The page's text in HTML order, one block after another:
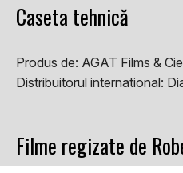
Caseta tehnică
Produs de: AGAT Films &
Distribuitorul international:
Filme regizate de